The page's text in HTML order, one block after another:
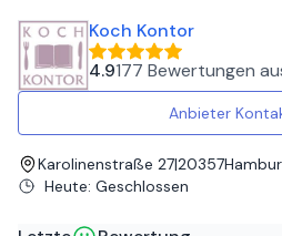
Absolut zu empfehlen
Koch Kontor
4.9177 Bewertungen
Anbieter
Karolinenstraße 27|20357
Heute: Geschlossen